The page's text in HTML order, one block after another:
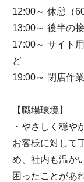
12:00～ 休憩（60
13:00～ 後半の
17:00～ サイト
ど
19:00～ 閉店作
【職場環境】
・やさしく穏や
お客様に対して
め、社内も温か
困ったことがあ